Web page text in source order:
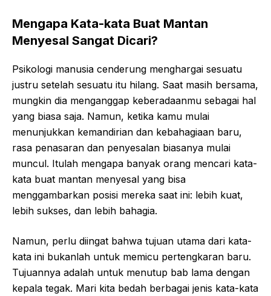
Mengapa Kata-kata Buat Mantan
Menyesal Sangat Dicari?
Psikologi manusia cenderung menghargai sesuatu
justru setelah sesuatu itu hilang. Saat masih bersama,
mungkin dia menganggap keberadaanmu sebagai hal
yang biasa saja. Namun, ketika kamu mulai
menunjukkan kemandirian dan kebahagiaan baru,
rasa penasaran dan penyesalan biasanya mulai
muncul. Itulah mengapa banyak orang mencari kata-
kata buat mantan menyesal yang bisa
menggambarkan posisi mereka saat ini: lebih kuat,
lebih sukses, dan lebih bahagia.
Namun, perlu diingat bahwa tujuan utama dari kata-
kata ini bukanlah untuk memicu pertengkaran baru.
Tujuannya adalah untuk menutup bab lama dengan
kepala tegak. Mari kita bedah berbagai jenis kata-kata